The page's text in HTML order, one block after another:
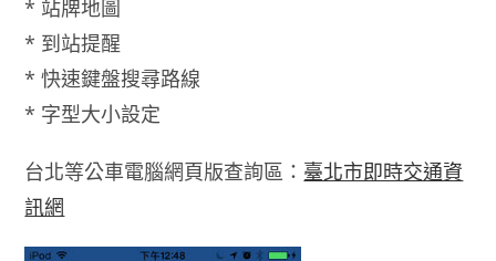
* 站牌地圖
* 到站提醒
* 快速鍵盤搜尋路線
* 字型大小設定
台北等公車電腦網頁版查詢區： 臺北市即時交通資
訊網